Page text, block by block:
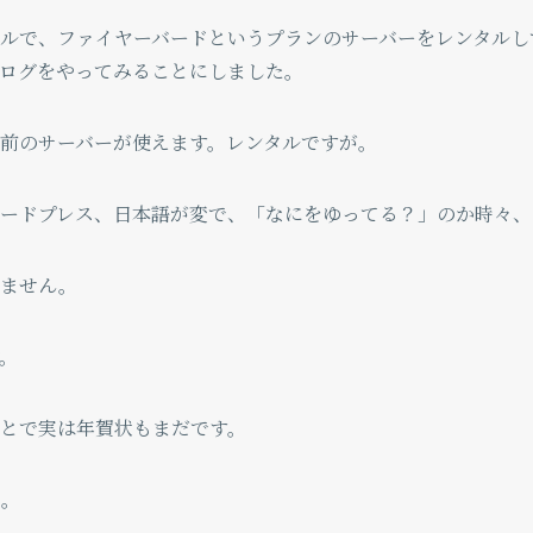
で、ファイヤーバードというプランのサーバーをレンタル
グをやってみることにしました。
のサーバーが使えます。レンタルですが。
ドプレス、日本語が変で、「なにをゆってる？」のか時々、
せん。
で実は年賀状もまだです。